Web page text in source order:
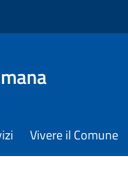
Vivere il Comune